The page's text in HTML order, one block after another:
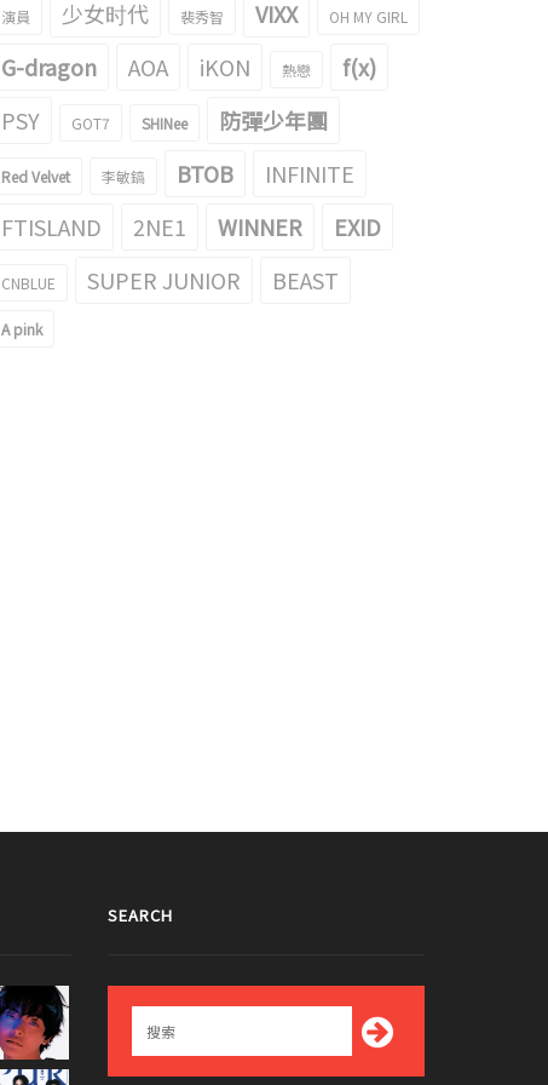
演員 少女时代 裴秀智 VIXX OH MY GIRL
G-dragon AOA iKON 熱戀
f(x)
PSY
GOT7 SHINee 防彈少年團
Red Velvet 李敏鎬 BTOB
INFINITE
FTISLAND
2NE1 WINNER EXID
CNBLUE SUPER JUNIOR BEAST
A pink
SEARCH